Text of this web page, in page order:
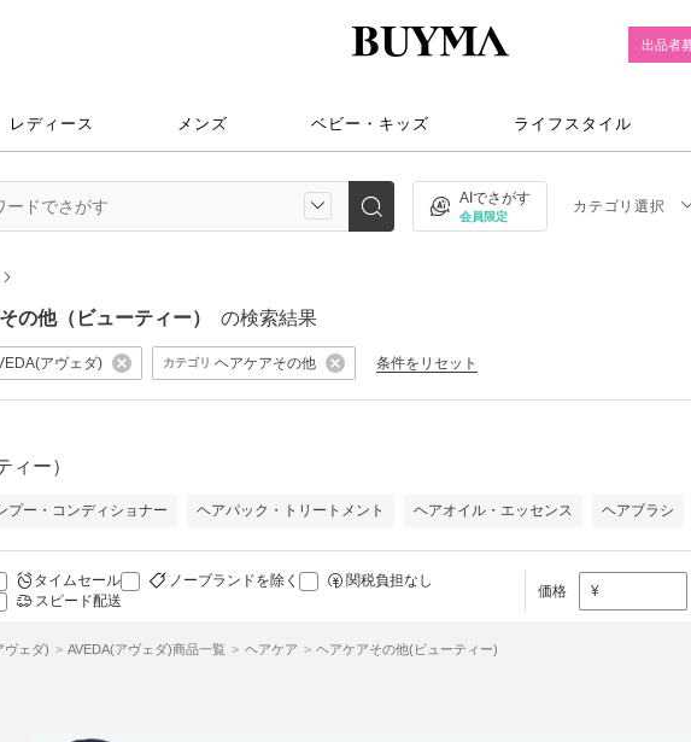
出品者
レディース メンズ ベビー・キッズ ライフスタイル
AIでさがす
会員限定
カテゴリ選択
の他（ビューティー） の検索結果
アヴェダ) カテゴリ ヘアケアその他 条件をリセット
ィー）
プー・コンディショナー ヘアパック・トリートメント ヘアオイル・エッセンス ヘアブラシ
タイムセール ノーブランドを除く
関税負担なし
スピード配送
価格 ¥
ヴェダ) AVEDA(アヴェダ)商品一覧 ヘアケア ヘアケアその他(ビューティー)